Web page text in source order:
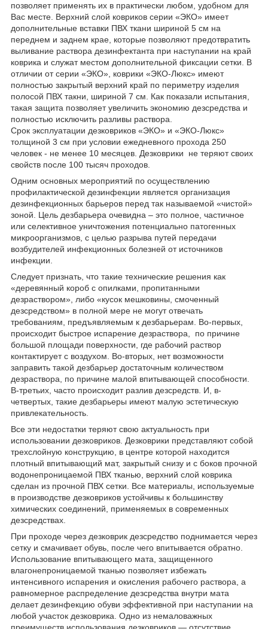
позволяет применять их в практически любом, удобном для
Вас месте. Верхний слой ковриков серии «ЭКО» имеет
дополнительные вставки ПВХ ткани шириной 5 см на
переднем и заднем крае, которые позволяют предотвратить
выливание раствора дезинфектанта при наступании на край
коврика и служат местом дополнительной фиксации сетки. В
отличии от серии «ЭКО», коврики «ЭКО-Люкс» имеют
полностью закрытый верхний край по периметру изделия
полосой ПВХ такни, шириной 7 см. Как показали испытания,
такая защита позволяет увеличить экономию дезсредства и
полностью исключить разливы раствора.
Срок эксплуатации дезковриков «ЭКО» и «ЭКО-Люкс»
толщиной 3 см при условии ежедневного прохода 250
человек - не менее 10 месяцев. Дезковрики не теряют своих
свойств после 100 тысяч проходов.
Одним основных мероприятий по осуществлению
профилактической дезинфекции является организация
дезинфекционных барьеров перед так называемой «чистой»
зоной. Цель дезбарьера очевидна – это полное, частичное
или селективное уничтожения потенциально патогенных
микроорганизмов, с целью разрыва путей передачи
возбудителей инфекционных болезней от источников
инфекции.
Следует признать, что такие технические решения как
«деревянный короб с опилками, пропитанными
дезраствором», либо «кусок мешковины, смоченный
дезсредством» в полной мере не могут отвечать
требованиям, предъявляемым к дезбарьерам. Во-первых,
происходит быстрое испарение дезраствора, по причине
большой площади поверхности, где рабочий раствор
контактирует с воздухом. Во-вторых, нет возможности
заправить такой дезбарьер достаточным количеством
дезраствора, по причине малой впитывающей способности.
В-третьих, часто происходит разлив дезсредств. И, в-
четвертых, такие дезбарьеры имеют малую эстетическую
привлекательность.
Все эти недостатки теряют свою актуальность при
использовании дезковриков. Дезковрики представляют собой
трехслойную конструкцию, в центре которой находится
плотный впитывающий мат, закрытый снизу и с боков прочной
водонепроницаемой ПВХ тканью, верхний слой коврика
сделан из прочной ПВХ сетки. Все материалы, используемые
в производстве дезковриков устойчивы к большинству
химических соединений, применяемых в современных
дезсредствах.
При проходе через дезковрик дезсредство поднимается через
сетку и смачивает обувь, после чего впитывается обратно.
Использование впитывающего мата, защищенного
влагонепроницаемой тканью позволяет избежать
интенсивного испарения и окисления рабочего раствора, а
равномерное распределение дезсредства внутри мата
делает дезинфекцию обуви эффективной при наступании на
любой участок дезковрика. Одно из немаловажных